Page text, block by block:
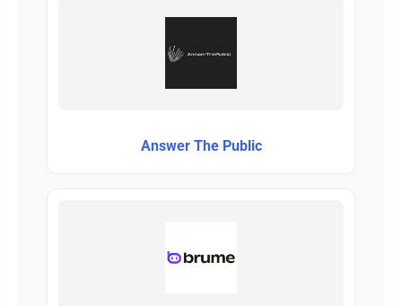
Answer The Public